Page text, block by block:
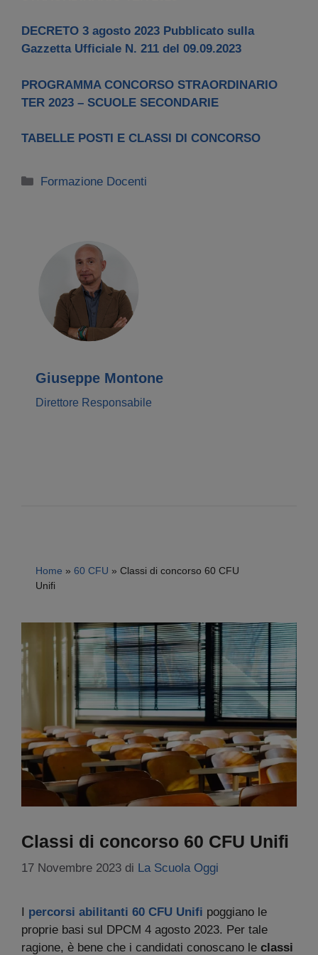
DECRETO 3 agosto 2023 Pubblicato sulla
Gazzetta Ufficiale N. 211 del 09.09.2023
PROGRAMMA CONCORSO STRAORDINARIO
TER 2023 – SCUOLE SECONDARIE
TABELLE POSTI E CLASSI DI CONCORSO
Categorie
Formazione Docenti
Giuseppe Montone
Direttore Responsabile
Home » 60 CFU » Classi di concorso 60 CFU
Unifi
Classi di concorso 60 CFU Unifi
17 Novembre 2023 di La Scuola Oggi
percorsi abilitanti 60 CFU Unifi poggiano le
proprie basi sul DPCM 4 agosto 2023. Per tale
ragione, è bene che i candidati conoscano le classi